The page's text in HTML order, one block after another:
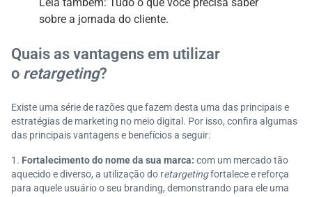
sobre a jornada do cliente.
Quais as vantagens em utilizar
o retargeting?
Existe uma série de razões que fazem desta uma das principais e
estratégias de marketing no meio digital. Por isso, confira algumas
das principais vantagens e benefícios a seguir:
Fortalecimento do nome da sua marca: com um mercado tão
aquecido e diverso, a utilização do retargetingfortalece e reforça
para aquele usuário o seu branding, demonstrando para ele uma